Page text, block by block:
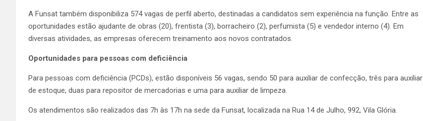
A Funsat também disponibiliza 574 vagas de perfil aberto, destinadas a candidatos sem experiência na função. Entre as
oportunidades estão ajudante de obras (20), frentista (3), borracheiro (2), perfumista (5) e vendedor interno (4). Em
diversas atividades, as empresas oferecem treinamento aos novos contratados.
Oportunidades para pessoas com deficiência
Para pessoas com deficiência (PCDs), estão disponíveis 56 vagas, sendo 50 para auxiliar de confecção, três para auxiliar
de estoque, duas para repositor de mercadorias e uma para auxiliar de limpeza.
Os atendimentos são realizados das 7h às 17h na sede da Funsat, localizada na Rua 14 de Julho, 992, Vila Glória.